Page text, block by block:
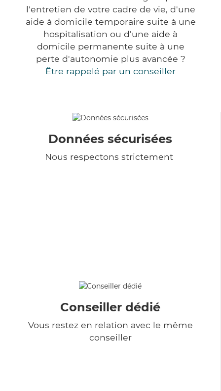
l'entretien de votre cadre de vie, d'une
aide à domicile temporaire suite à une
hospitalisation ou d'une aide à
domicile permanente suite à une
perte d'autonomie plus avancée ?
Être rappelé par un conseiller
Données sécurisées
Nous respectons strictement
Conseiller dédié
Vous restez en relation avec le même
conseiller